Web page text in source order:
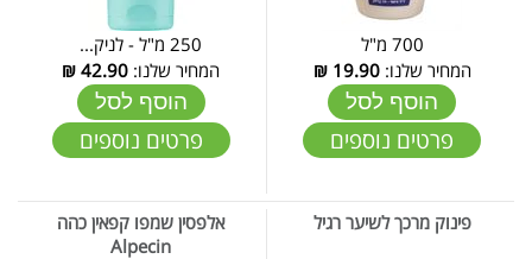
700 מ"ל
המחיר שלנו:19.90
₪
הוסף לסל
פרטים נוספים
250 מ"ל - לניק...
המחיר שלנו: 42.90
₪
הוסף לסל
פרטים נוספים
פינוק מרכך לשיער רגיל
אלפסין שמפו קפאין כהה
Alpecin